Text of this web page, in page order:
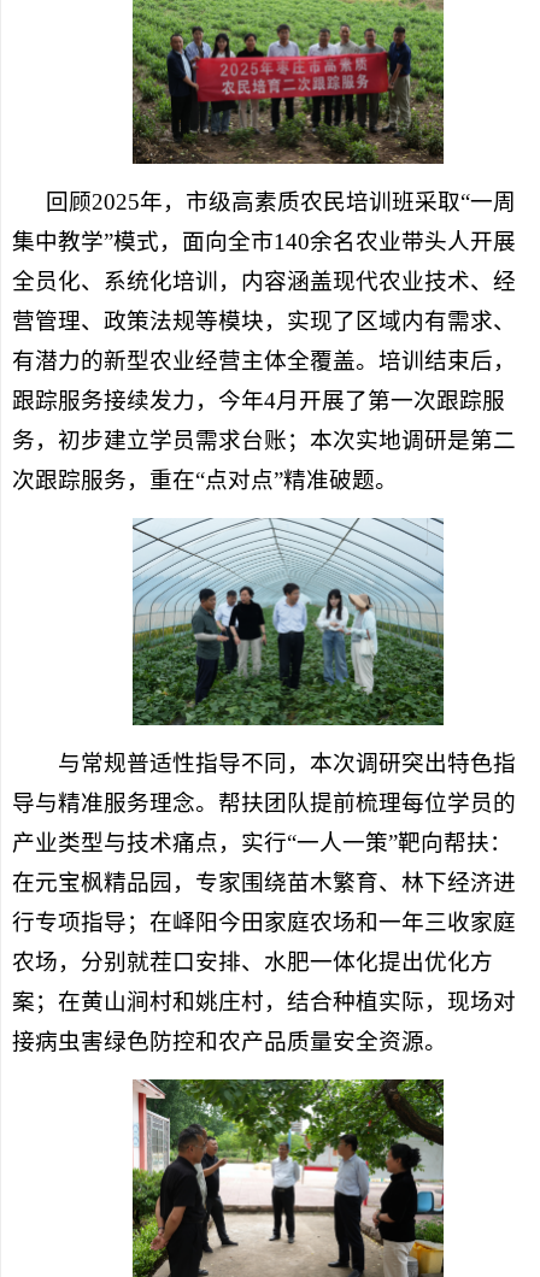
回顾2025年，市级高素质农民培训班采取“一周
集中教学”模式，面向全市140余名农业带头人开展
全员化、系统化培训，内容涵盖现代农业技术、经
营管理、政策法规等模块，实现了区域内有需求、
有潜力的新型农业经营主体全覆盖。培训结束后，
跟踪服务接续发力，今年4月开展了第一次跟踪服
务，初步建立学员需求台账；本次实地调研是第二
次跟踪服务，重在“点对点”精准破题。
与常规普适性指导不同，本次调研突出特色指
导与精准服务理念。帮扶团队提前梳理每位学员的
产业类型与技术痛点，实行“一人一策”靶向帮扶：
在元宝枫精品园，专家围绕苗木繁育、林下经济进
行专项指导；在峄阳今田家庭农场和一年三收家庭
农场，分别就茬口安排、水肥一体化提出优化方
案；在黄山涧村和姚庄村，结合种植实际，现场对
接病虫害绿色防控和农产品质量安全资源。